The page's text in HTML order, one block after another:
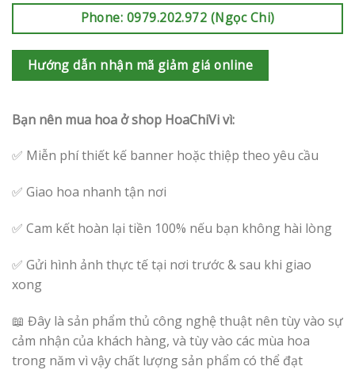
Phone: 0979.202.972 (Ngọc Chi)
Hướng dẫn nhận mã giảm giá online
Bạn nên mua hoa ở shop HoaChiVi vì:
✅ Miễn phí thiết kế banner hoặc thiệp theo yêu cầu
✅ Giao hoa nhanh tận nơi
✅ Cam kết hoàn lại tiền 100% nếu bạn không hài lòng
✅ Gửi hình ảnh thực tế tại nơi trước & sau khi giao
xong
📖 Đây là sản phẩm thủ công nghệ thuật nên tùy vào sự
cảm nhận của khách hàng, và tùy vào các mùa hoa
trong năm vì vậy chất lượng sản phẩm có thể đạt